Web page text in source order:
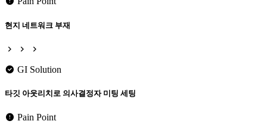
현지 네트워크 부재
GI Solution
타깃 아웃리치로 의사결정자 미팅 세팅
Pain Point